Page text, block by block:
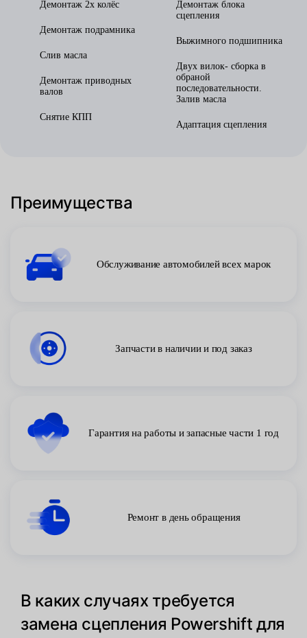
Демонтаж 2х колёс
Демонтаж подрамника
Слив масла
Демонтаж приводных
валов
Снятие КПП
Демонтаж блока
сцепления
Выжимного подшипника
Двух вилок- сборка в
обраной
последовательности.
Залив масла
Адаптация сцепления
Преимущества
Обслуживание автомобилей всех марок
Запчасти в наличии и под заказ
Гарантия на работы и запасные части 1 год
Ремонт в день обращения
В каких случаях требуется
замена сцепления Powershift для